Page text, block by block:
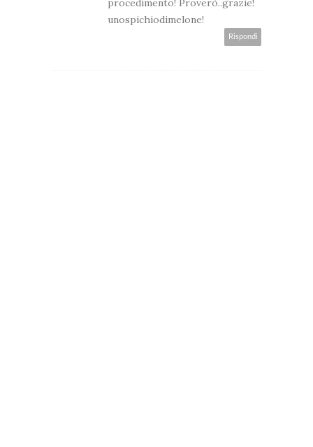
procedimento! Proverò..grazie!
unospichiodimelone!
Rispondi